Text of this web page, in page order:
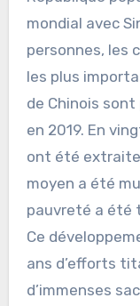
mondial avec
personnes, les
les plus
de Chinois
en 2019. En
ont été
moyen a été
pauvreté a été
Ce
ans d’efforts
d’immenses